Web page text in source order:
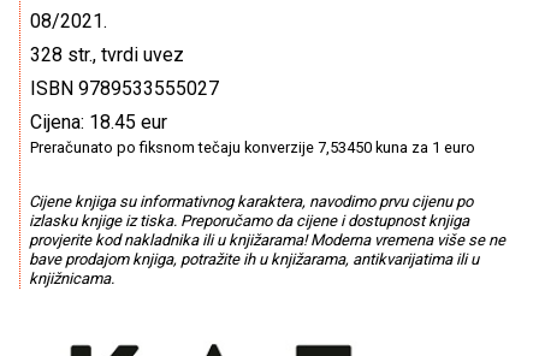
08/2021.
328 str., tvrdi uvez
ISBN 9789533555027
Cijena: 18.45 eur
Preračunato po fiksnom tečaju konverzije 7,53450 kuna za 1 euro
Cijene knjiga su informativnog karaktera, navodimo prvu cijenu po
izlasku knjige iz tiska. Preporučamo da cijene i dostupnost knjiga
provjerite kod nakladnika ili u knjižarama! Moderna vremena više se ne
bave prodajom knjiga, potražite ih u knjižarama, antikvarijatima ili u
knjižnicama.